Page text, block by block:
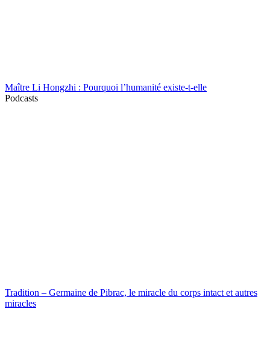
Maître Li Hongzhi : Pourquoi l’humanité existe-t-elle
Podcasts
Tradition – Germaine de Pibrac, le miracle du corps intact et autres
miracles